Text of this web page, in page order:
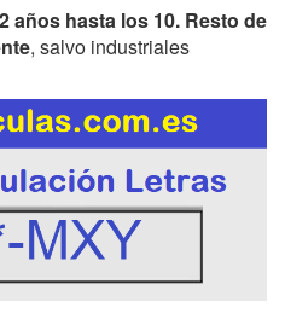
años hasta los 10. Resto de
, salvo industriales